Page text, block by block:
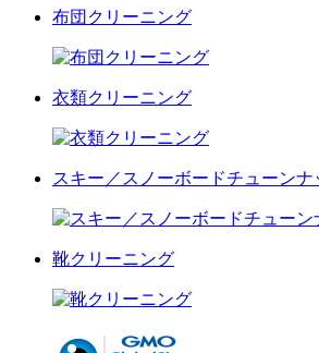
布団クリーニング
衣類クリーニング
スキー／スノーボードチューンナ
靴クリーニング